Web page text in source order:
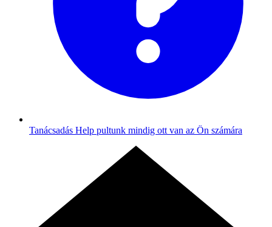
Tanácsadás Help pultunk mindig ott van az Ön számára